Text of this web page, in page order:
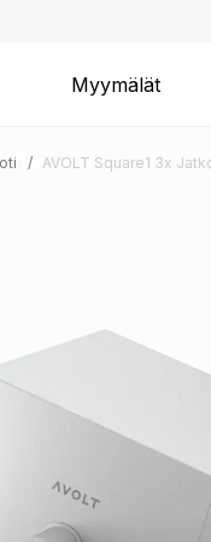
Myymälät
AVOLT Square1 3x